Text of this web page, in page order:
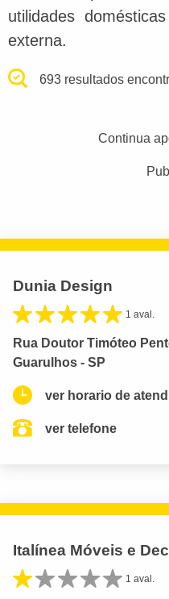
utilidades
externa.
693 resultados
Continua
Dunia Design
1 aval.
Rua Doutor Timóteo
Guarulhos - SP
ver horario de
ver telefone
Italínea Móveis e
1 aval.